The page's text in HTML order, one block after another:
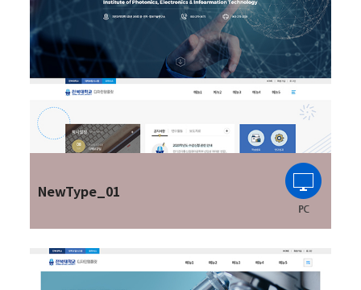
NewType_01